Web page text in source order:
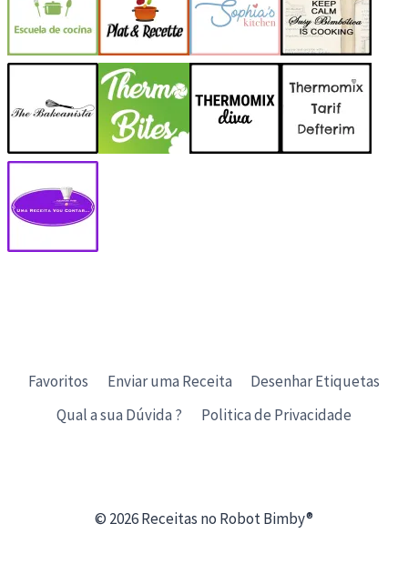
Favoritos Enviar uma Receita
Desenhar Etiquetas
Qual a sua Dúvida ?
Politica de Privacidade
© 2026 Receitas no Robot Bimby®